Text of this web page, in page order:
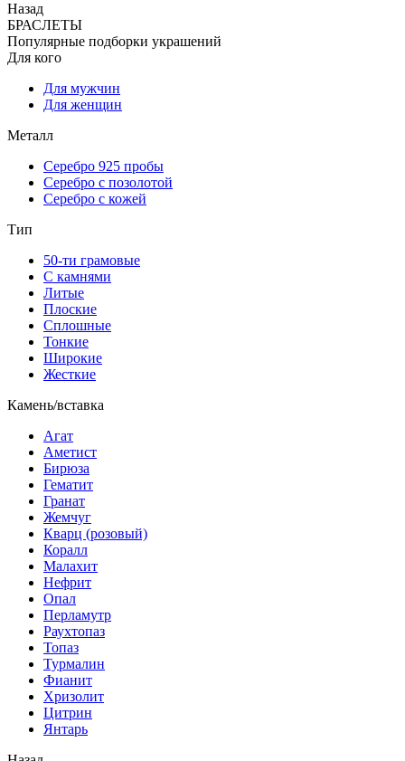
Назад
БРАСЛЕТЫ
Популярные подборки украшений
Для кого
Для мужчин
Для женщин
Металл
Серебро 925 пробы
Серебро с позолотой
Серебро с кожей
Тип
50-ти грамовые
С камнями
Литые
Плоские
Сплошные
Тонкие
Широкие
Жесткие
Камень/вставка
Агат
Аметист
Бирюза
Гематит
Гранат
Жемчуг
Кварц (розовый)
Коралл
Малахит
Нефрит
Опал
Перламутр
Раухтопаз
Топаз
Турмалин
Фианит
Хризолит
Цитрин
Янтарь